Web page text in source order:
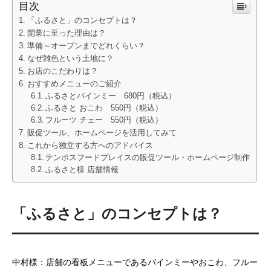
目次
「ふるさと」のコンセプトは？
開業に至った理由は？
準備～オープンまでどれくらい？
なぜ雑色という土地に？
お店のこだわりは？
おすすめメニューのご紹介
ふるさとバインミー 680円（税込）
ふるさと おこわ 550円（税込）
フルーツ チェー 550円（税込）
販促ツール、ホームページを活用してみて
これから独立する方へのアドバイス
テンポスフードプレイスの販促ツール・ホームページ制作
ふるさと様 店舗情報
「ふるさと」のコンセプトは？
中村様：店舗の看板メニューであるバインミーやおこわ、フルー